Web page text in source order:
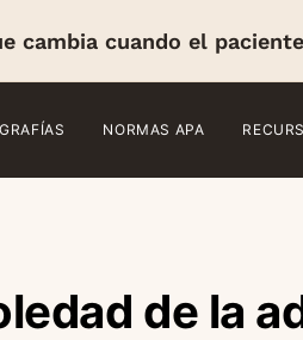
cambia cuando el
NORMAS APA
de la